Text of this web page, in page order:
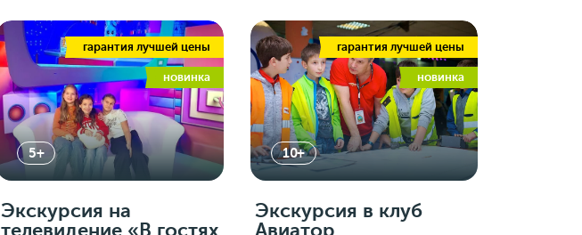
гарантия лучшей цены
новинка
5+
Экскурсия на
телевидение «В гостях
гарантия лучшей цены
новинка
10+
Экскурсия в клуб
Авиатор